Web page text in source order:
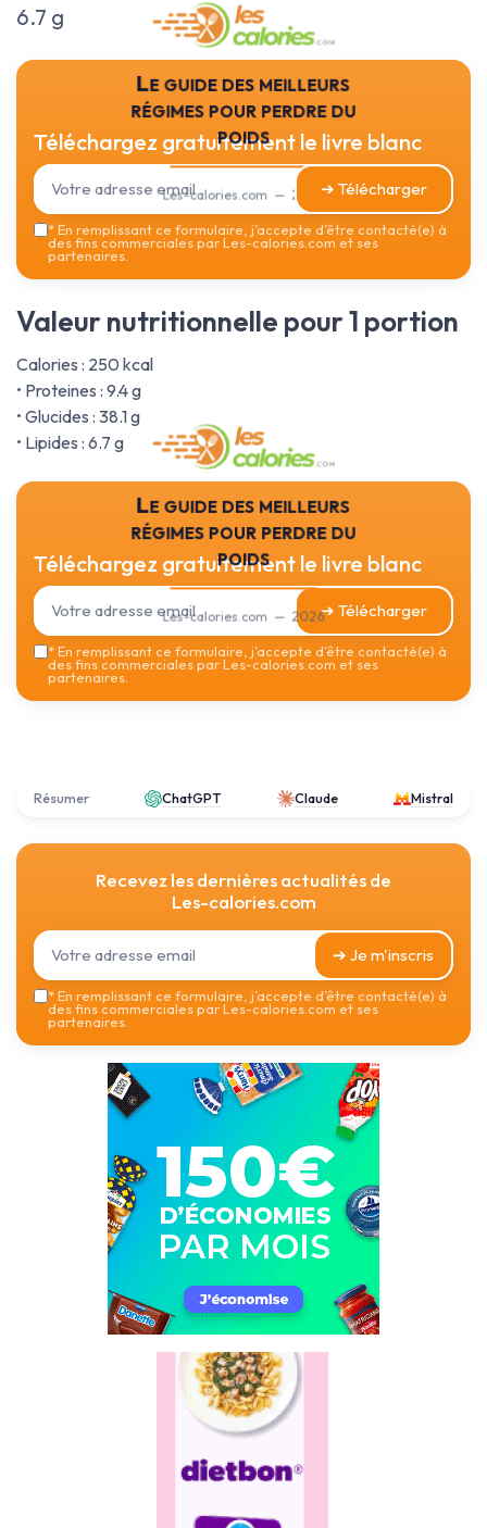
6.7 g
Le guide des meilleurs
régimes pour perdre du
poids
Les-calories.com — 2026
Téléchargez gratuitement le livre blanc
➔ Télécharger
*En remplissant ce formulaire, j’accepte d’être contacté(e) à
des fins commerciales par Les-calories.com et ses
partenaires.
Valeur nutritionnelle pour 1 portion
Calories : 250 kcal
• Proteines : 9.4 g
• Glucides : 38.1 g
• Lipides : 6.7 g
Le guide des meilleurs
régimes pour perdre du
poids
Les-calories.com — 2026
Téléchargez gratuitement le livre blanc
➔ Télécharger
*En remplissant ce formulaire, j’accepte d’être contacté(e) à
des fins commerciales par Les-calories.com et ses
partenaires.
Résumer ChatGPT Claude Mistral
Recevez les dernières actualités de
Les-calories.com
➔ Je m'inscris
*En remplissant ce formulaire, j’accepte d’être contacté(e) à
des fins commerciales par Les-calories.com et ses
partenaires.